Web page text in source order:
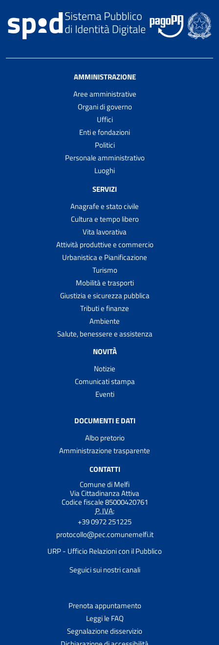
AMMINISTRAZIONE
Aree amministrative
Organi di governo
Uffici
Enti e fondazioni
Politici
Personale amministrativo
Luoghi
SERVIZI
Anagrafe e stato civile
Cultura e tempo libero
Vita lavorativa
Attività produttive e commercio
Urbanistica e Pianificazione
Turismo
Mobilità e trasporti
Giustizia e sicurezza pubblica
Tributi e finanze
Ambiente
Salute, benessere e assistenza
NOVITÀ
Notizie
Comunicati stampa
Eventi
DOCUMENTI E DATI
Albo pretorio
Amministrazione trasparente
CONTATTI
Comune di Melfi
Via Cittadinanza Attiva
Codice fiscale 85000420761
P. IVA:
+39 0972 251225
protocollo@pec.comunemelfi.it
URP - Ufficio Relazioni con il Pubblico
Seguici sui nostri canali
Prenota appuntamento
Leggi le FAQ
Segnalazione disservizio